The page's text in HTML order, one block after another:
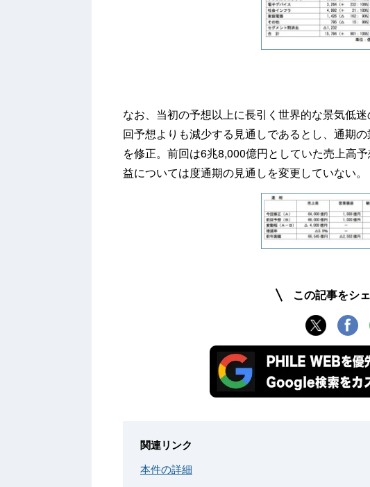
なお、当初の予想以上に長引く世界的な景気低
回予想よりも減少する見通しであるとし、通期
を修正。前回は6兆8,000億円としていた売上高
益については度通期の見通しを変更していない。
この記事をシ
関連リンク
本件の詳細